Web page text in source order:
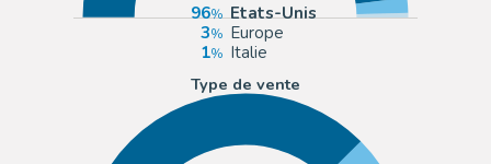
96
Etats-Unis
3
Europe
1
Italie
Type de vente